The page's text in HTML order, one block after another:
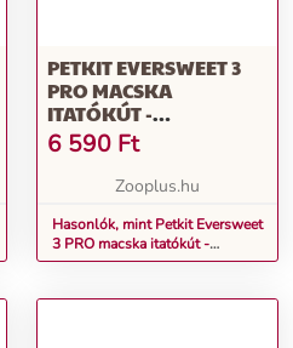
PETKIT EVERSWEET 3
PRO MACSKA
ITATÓKÚT -
CSERESZŰRŐ A
VEZETÉK NÉLKÜLI
SZIVATTYÚHOZ
6 590 Ft
Zooplus.hu
Hasonlók, mint Petkit Eversweet
3 PRO macska itatókút -
csereszűrő a vezeték nélküli